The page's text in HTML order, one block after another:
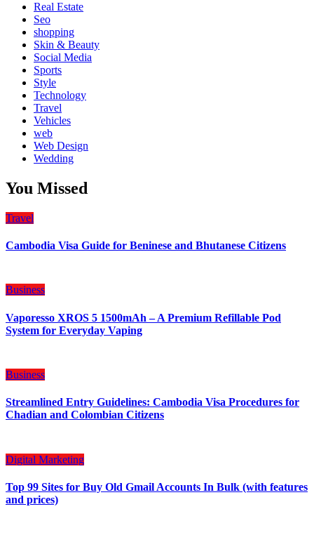
Real Estate
Seo
shopping
Skin & Beauty
Social Media
Sports
Style
Technology
Travel
Vehicles
web
Web Design
Wedding
You Missed
Travel
Cambodia Visa Guide for Beninese and Bhutanese Citizens
Business
Vaporesso XROS 5 1500mAh – A Premium Refillable Pod
System for Everyday Vaping
Business
Streamlined Entry Guidelines: Cambodia Visa Procedures for
Chadian and Colombian Citizens
Digital Marketing
Top 99 Sites for Buy Old Gmail Accounts In Bulk (with features
and prices)